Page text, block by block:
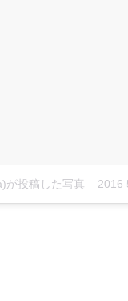
が投稿した写真 – 2016